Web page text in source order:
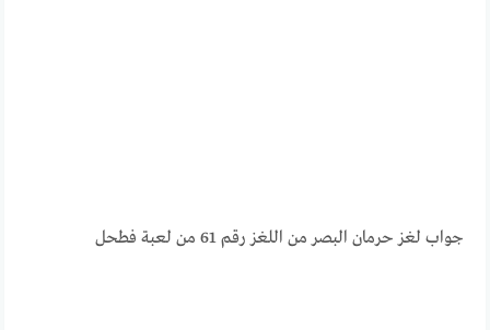
جواب لغز حرمان البصر من اللغز رقم 61 من لعبة فطحل